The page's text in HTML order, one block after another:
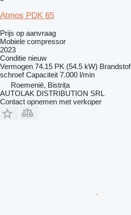
Atmos PDK 65
Prijs op aanvraag
Mobiele compressor
2023
Conditie nieuw
Vermogen 74.15 PK (54.5 kW) Brandstof
schroef Capaciteit 7.000 l/min
Roemenië, Bistrița
AUTOLAK DISTRIBUTION SRL
Contact opnemen met verkoper